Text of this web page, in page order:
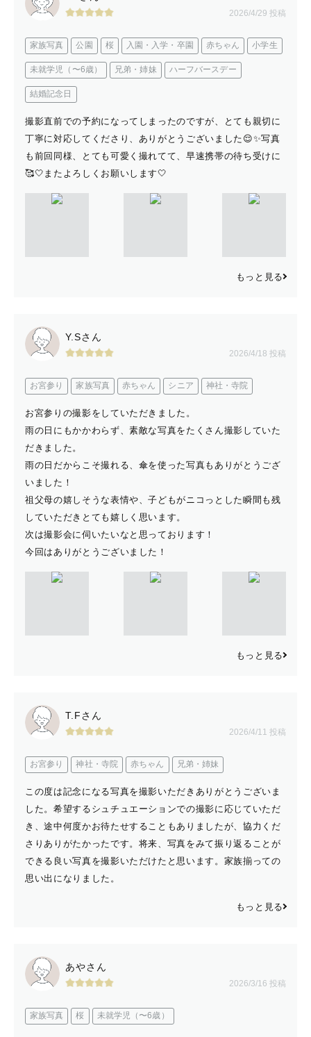
2026/4/29 投稿
家族写真 公園 桜 入園・入学・卒園 赤ちゃん 小学生
未就学児（〜6歳） 兄弟・姉妹 ハーフバースデー
結婚記念日
撮影直前での予約になってしまったのですが、とても親切に
丁寧に対応してくださり、ありがとうございました😌✨写真
も前回同様、とても可愛く撮れてて、早速携帯の待ち受けに
🥰🤍またよろしくお願いします🤍
もっと見る
Y.Sさん
2026/4/18 投稿
お宮参り 家族写真 赤ちゃん シニア 神社・寺院
お宮参りの撮影をしていただきました。
雨の日にもかかわらず、素敵な写真をたくさん撮影していた
だきました。
雨の日だからこそ撮れる、傘を使った写真もありがとうござ
いました！
祖父母の嬉しそうな表情や、子どもがニコっとした瞬間も残
していただきとても嬉しく思います。
次は撮影会に伺いたいなと思っております！
今回はありがとうございました！
もっと見る
T.Fさん
2026/4/11 投稿
お宮参り 神社・寺院 赤ちゃん 兄弟・姉妹
この度は記念になる写真を撮影いただきありがとうございま
した。希望するシュチュエーションでの撮影に応じていただ
き、途中何度かお待たせすることもありましたが、協力くだ
さりありがたかったです。将来、写真をみて振り返ることが
できる良い写真を撮影いただけたと思います。家族揃っての
思い出になりました。
もっと見る
あやさん
2026/3/16 投稿
家族写真 桜 未就学児（〜6歳）